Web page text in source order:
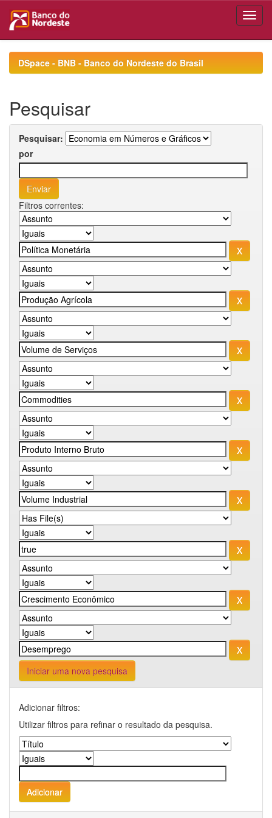
navigationDSpace - BNB - Banco do Nordeste do Brasil
Pesquisar
Pesquisar:
por
Filtros correntes:
Iniciar uma nova pesquisa
Adicionar filtros:
Utilizar filtros para refinar o resultado da pesquisa.